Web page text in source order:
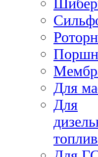
Для
Для